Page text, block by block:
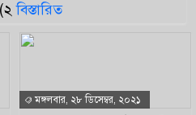
(২বিস্তারিত
মঙ্গলবার, ২৮ ডিসেম্বর, ২০২১